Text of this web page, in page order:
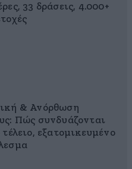
33 δράσεις, 4.000+
& Ανόρθωση
Πώς συνδυάζονται
τέλειο, εξατομικευμένο